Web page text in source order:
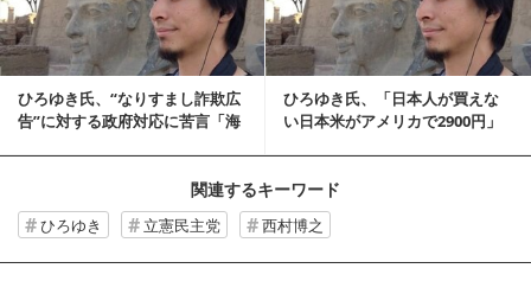
ひろゆき氏、“なりすまし詐欺広
告”に対する政府対応に苦言「海
ひろゆき氏、「日本人が買えな
い日本米がアメリカで2900円」
関連するキーワード
ひろゆき 立憲民主党 西村博之